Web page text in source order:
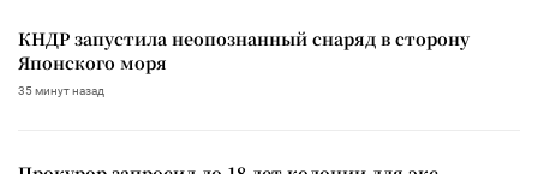
КНДР запустила неопознанный снаряд в сторону
Японского моря
35 минут назад